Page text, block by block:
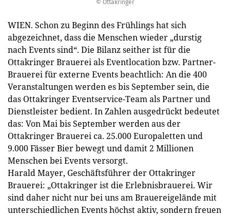
© Ottakringer
WIEN. Schon zu Beginn des Frühlings hat sich
abgezeichnet, dass die Menschen wieder „durstig
nach Events sind“. Die Bilanz seither ist für die
Ottakringer Brauerei als Eventlocation bzw. Partner-
Brauerei für externe Events beachtlich: An die 400
Veranstaltungen werden es bis September sein, die
das Ottakringer Eventservice-Team als Partner und
Dienstleister bedient. In Zahlen ausgedrückt bedeutet
das: Von Mai bis September werden aus der
Ottakringer Brauerei ca. 25.000 Europaletten und
9.000 Fässer Bier bewegt und damit 2 Millionen
Menschen bei Events versorgt.
Harald Mayer, Geschäftsführer der Ottakringer
Brauerei: „Ottakringer ist die Erlebnisbrauerei. Wir
sind daher nicht nur bei uns am Brauereigelände mit
unterschiedlichen Events höchst aktiv, sondern freuen